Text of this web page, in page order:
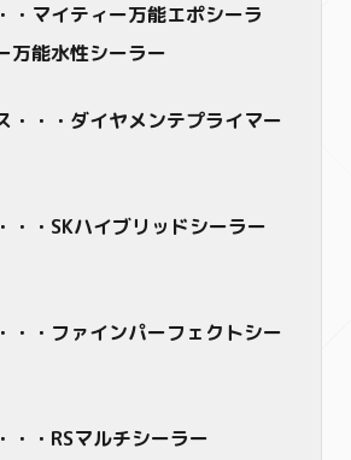
・マイティー万能エポシーラ
万能水性シーラー
・・・ダイヤメンテプライマー
・・SKハイブリッドシーラー
・・ファインパーフェクトシー
・・RSマルチシーラー